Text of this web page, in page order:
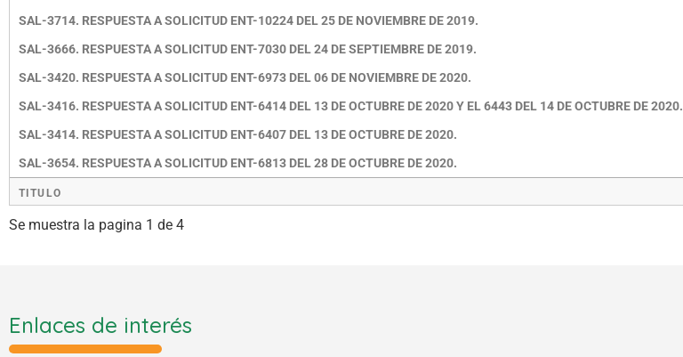
SAL-3714. RESPUESTA A SOLICITUD ENT-10224 DEL 25 DE NOVIEMBRE DE 2019.
SAL-3666. RESPUESTA A SOLICITUD ENT-7030 DEL 24 DE SEPTIEMBRE DE 2019.
SAL-3420. RESPUESTA A SOLICITUD ENT-6973 DEL 06 DE NOVIEMBRE DE 2020.
SAL-3416. RESPUESTA A SOLICITUD ENT-6414 DEL 13 DE OCTUBRE DE 2020 Y EL 6443 DEL 14 DE OCTUBRE DE 2020.
SAL-3414. RESPUESTA A SOLICITUD ENT-6407 DEL 13 DE OCTUBRE DE 2020.
SAL-3654. RESPUESTA A SOLICITUD ENT-6813 DEL 28 DE OCTUBRE DE 2020.
TITULO
Se muestra la pagina 1 de 4
Enlaces de interés